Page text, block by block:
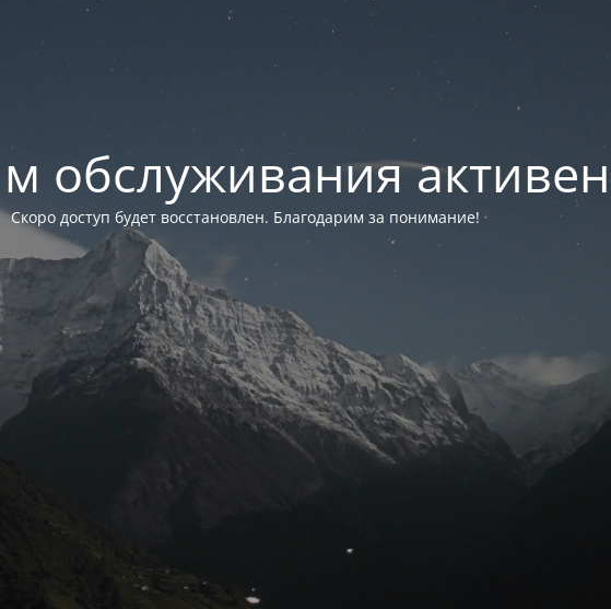
обслуживания активен
Скоро доступ будет восстановлен. Благодарим за понимание!